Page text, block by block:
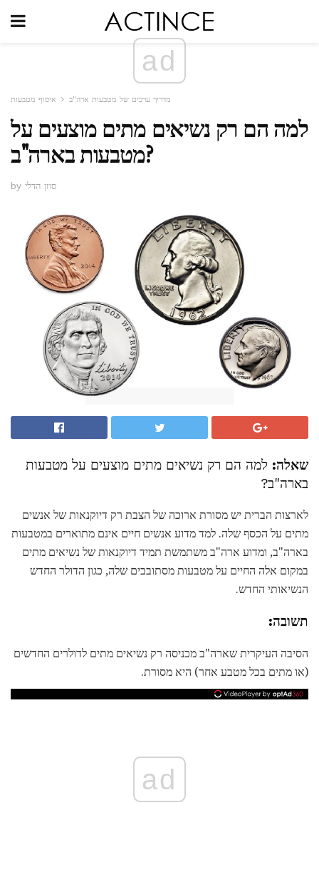
ad
מדריך ערכים של מטבעות ארה"ב איסוף מטבעות
למה הם רק נשיאים מתים מוצעים על
מטבעות בארה"ב?
by סוזן הדלי
שאלה: למה הם רק נשיאים מתים מוצעים על מטבעות
בארה"ב?
לארצות הברית יש מסורת ארוכה של הצבת רק דיוקנאות של אנשים
מתים על הכסף שלה. למד מדוע אנשים חיים אינם מתוארים במטבעות
בארה"ב, ומדוע ארה"ב משתמשת תמיד דיוקנאות של נשיאים מתים
במקום אלה החיים על מטבעות מסתובבים שלה, כגון הדולר החדש
הנשיאותי החדש.
תשובה:
הסיבה העיקרית שארה"ב מכניסה רק נשיאים מתים לדולרים החדשים
(או מתים בכל מטבע אחר) היא מסורת.
ad